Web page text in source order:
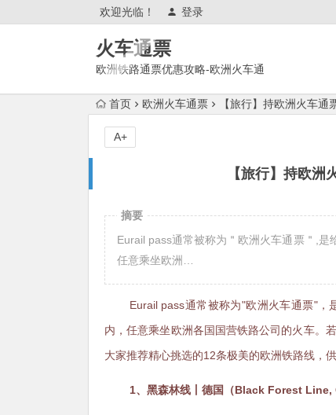
欢迎光临！ 登录
火车通票
欧洲铁路通票优惠攻略-欧洲火车通
首页 欧洲火车通票 【旅行】持欧洲火车通
【旅行】持欧洲
A+
摘要
Eurail pass通常被称为＂欧洲火车通票＂,是
任意乘坐欧洲…
Eurail pass通常被称为"欧洲火车通票"，
内，任意乘坐欧洲各国国营铁路公司的火车。
大家推荐精心挑选的12条极美的欧洲铁路线，
1、黑森林线丨德国（Black Forest Line,